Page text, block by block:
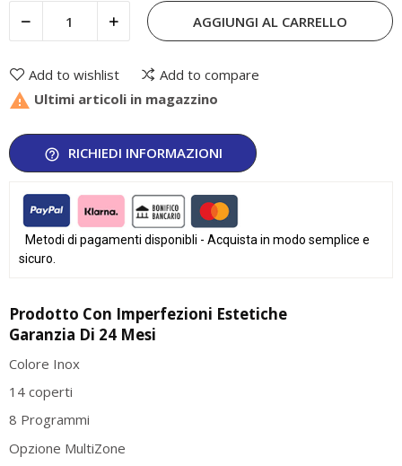
AGGIUNGI AL CARRELLO
Add to wishlist Add to compare
 Ultimi articoli in magazzino
help_outline RICHIEDI INFORMAZIONI
Metodi di pagamenti disponibli - Acquista in modo semplice e
sicuro.
Prodotto Con Imperfezioni Estetiche
Garanzia Di 24 Mesi
Colore Inox
14 coperti
8 Programmi
Opzione MultiZone